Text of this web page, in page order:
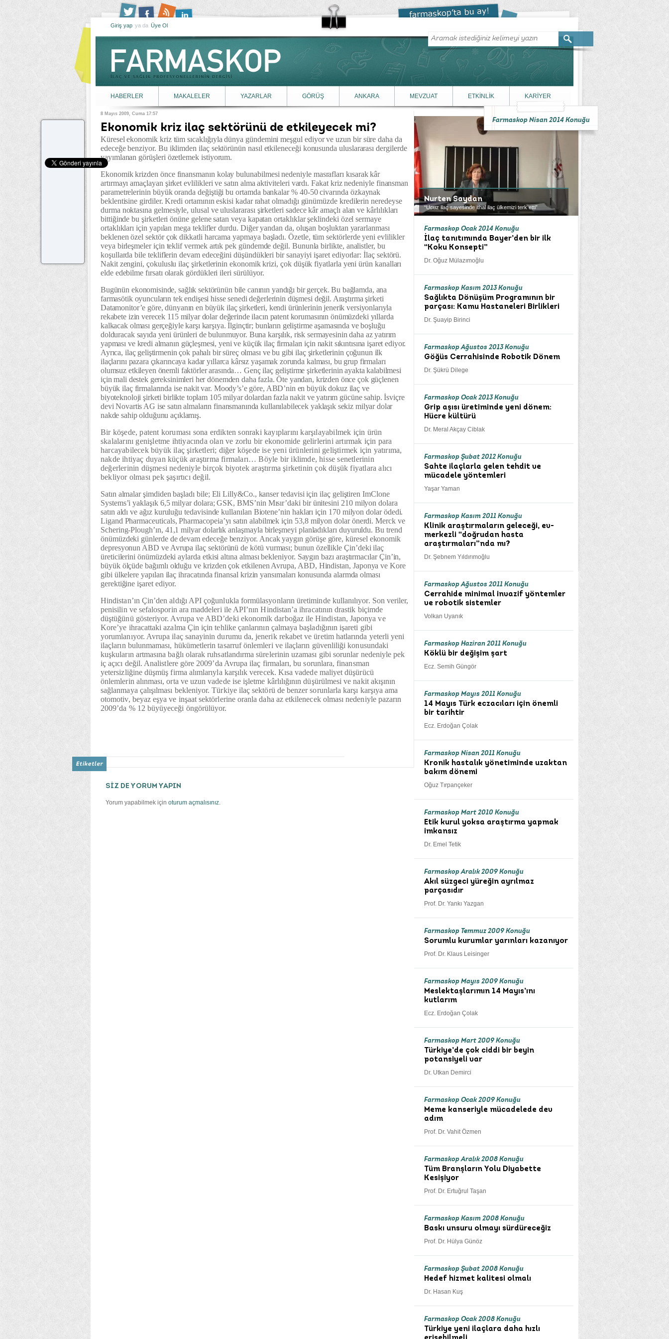
Giriş yap ya da Üye Ol
HABERLER MAKALELER YAZARLAR GÖRÜŞ ANKARA MEVZUAT ETKİNLİK KARİYER
8 Mayıs 2009, Cuma 17:57
Ekonomik kriz ilaç sektörünü de etkileyecek mi?
Küresel ekonomik kriz tüm sıcaklığıyla dünya gündemini meşgul ediyor ve uzun bir süre daha da
edeceğe benziyor. Bu iklimden ilaç sektörünün nasıl etkileneceği konusunda uluslararası dergilerde
yayımlanan görüşleri özetlemek istiyorum.
Ekonomik krizden önce finansmanın kolay bulunabilmesi nedeniyle masrafları kısarak kâr
artırmayı amaçlayan şirket evlilikleri ve satın alma aktiviteleri vardı. Fakat kriz nedeniyle finansman
parametrelerinin büyük oranda değiştiği bu ortamda bankalar % 40-50 civarında özkaynak
beklentisine girdiler. Kredi ortamının eskisi kadar rahat olmadığı günümüzde kredilerin neredeyse
durma noktasına gelmesiyle, ulusal ve uluslararası şirketleri sadece kâr amaçlı alan ve kârlılıkları
bittiğinde bu şirketleri önüne gelene satan veya kapatan ortaklıklar şeklindeki özel sermaye
ortaklıkları için yapılan mega teklifler durdu. Diğer yandan da, oluşan boşluktan yararlanması
beklenen özel sektör çok dikkatli harcama yapmaya başladı. Özetle, tüm sektörlerde yeni evlilikler
veya birleşmeler için teklif vermek artık pek gündemde değil. Bununla birlikte, analistler, bu
koşullarda bile tekliflerin devam edeceğini düşündükleri bir sanayiyi işaret ediyorlar: İlaç sektörü.
Nakit zengini, çokuluslu ilaç şirketlerinin ekonomik krizi, çok düşük fiyatlarla yeni ürün kanalları
elde edebilme fırsatı olarak gördükleri ileri sürülüyor.
Bugünün ekonomisinde, sağlık sektörünün bile canının yandığı bir gerçek. Bu bağlamda, ana
farmasötik oyuncuların tek endişesi hisse senedi değerlerinin düşmesi değil. Araştırma şirketi
Datamonitor’e göre, dünyanın en büyük ilaç şirketleri, kendi ürünlerinin jenerik versiyonlarıyla
rekabete izin verecek 115 milyar dolar değerinde ilacın patent korumasının önümüzdeki yıllarda
kalkacak olması gerçeğiyle karşı karşıya. İlginçtir; bunların geliştirme aşamasında ve boşluğu
dolduracak sayıda yeni ürünleri de bulunmuyor. Buna karşılık, risk sermayesinin daha az yatırım
yapması ve kredi almanın güçleşmesi, yeni ve küçük ilaç firmaları için nakit sıkıntısına işaret ediyor.
Ayrıca, ilaç geliştirmenin çok pahalı bir süreç olması ve bu gibi ilaç şirketlerinin çoğunun ilk
ilaçlarını pazara çıkarıncaya kadar yıllarca kârsız yaşamak zorunda kalması, bu grup firmaları
olumsuz etkileyen önemli faktörler arasında… Genç ilaç geliştirme şirketlerinin ayakta kalabilmesi
için mali destek gereksinimleri her dönemden daha fazla. Öte yandan, krizden önce çok güçlenen
büyük ilaç firmalarında ise nakit var. Moody’s’e göre, ABD’nin en büyük dokuz ilaç ve
biyoteknoloji şirketi birlikte toplam 105 milyar dolardan fazla nakit ve yatırım gücüne sahip. İsviçre
devi Novartis AG ise satın almaların finansmanında kullanılabilecek yaklaşık sekiz milyar dolar
nakde sahip olduğunu açıklamış.
Bir köşede, patent koruması sona erdikten sonraki kayıplarını karşılayabilmek için ürün
skalalarını genişletme ihtiyacında olan ve zorlu bir ekonomide gelirlerini artırmak için para
harcayabilecek büyük ilaç şirketleri; diğer köşede ise yeni ürünlerini geliştirmek için yatırıma,
nakde ihtiyaç duyan küçük araştırma firmaları… Böyle bir iklimde, hisse senetlerinin
değerlerinin düşmesi nedeniyle birçok biyotek araştırma şirketinin çok düşük fiyatlara alıcı
bekliyor olması pek şaşırtıcı değil.
Satın almalar şimdiden başladı bile; Eli Lilly&Co., kanser tedavisi için ilaç geliştiren ImClone
Systems’i yaklaşık 6,5 milyar dolara; GSK, BMS’nin Mısır’daki bir ünitesini 210 milyon dolara
satın aldı ve ağız kuruluğu tedavisinde kullanılan Biotene’nin hakları için 170 milyon dolar ödedi.
Ligand Pharmaceuticals, Pharmacopeia’yı satın alabilmek için 53,8 milyon dolar önerdi. Merck ve
Schering-Plough’ın, 41,1 milyar dolarlık anlaşmayla birleşmeyi planladıkları duyuruldu. Bu trend
önümüzdeki günlerde de devam edeceğe benziyor. Ancak yaygın görüşe göre, küresel ekonomik
depresyonun ABD ve Avrupa ilaç sektörünü de kötü vurması; bunun özellikle Çin’deki ilaç
üreticilerini önümüzdeki aylarda etkisi altına alması bekleniyor. Saygın bazı araştırmacılar Çin’in,
büyük ölçüde bağımlı olduğu ve krizden çok etkilenen Avrupa, ABD, Hindistan, Japonya ve Kore
gibi ülkelere yapılan ilaç ihracatında finansal krizin yansımaları konusunda alarmda olması
gerektiğine işaret ediyor.
Hindistan’ın Çin’den aldığı API çoğunlukla formülasyonların üretiminde kullanılıyor. Son veriler,
penisilin ve sefalosporin ara maddeleri ile API’nın Hindistan’a ihracatının drastik biçimde
düştüğünü gösteriyor. Avrupa ve ABD’deki ekonomik darboğaz ile Hindistan, Japonya ve
Kore’ye ihracattaki azalma Çin için tehlike çanlarının çalmaya başladığının işareti gibi
yorumlanıyor. Avrupa ilaç sanayinin durumu da, jenerik rekabet ve üretim hatlarında yeterli yeni
ilaçların bulunmaması, hükümetlerin tasarruf önlemleri ve ilaçların güvenliliği konusundaki
kuşkuların artmasına bağlı olarak ruhsatlandırma sürelerinin uzaması gibi sorunlar nedeniyle pek
iç açıcı değil. Analistlere göre 2009’da Avrupa ilaç firmaları, bu sorunlara, finansman
yetersizliğine düşmüş firma alımlarıyla karşılık verecek. Kısa vadede maliyet düşürücü
önlemlerin alınması, orta ve uzun vadede ise işletme kârlılığının düşürülmesi ve nakit akışının
sağlanmaya çalışılması bekleniyor. Türkiye ilaç sektörü de benzer sorunlarla karşı karşıya ama
otomotiv, beyaz eşya ve inşaat sektörlerine oranla daha az etkilenecek olması nedeniyle pazarın
2009’da % 12 büyüyeceği öngörülüyor.
SİZ DE YORUM YAPIN
Yorum yapabilmek için oturum açmalısınız.
Farmaskop Nisan 2014 Konuğu
Nurten Saydan
“Ucuz ilaç sayesinde ithal ilaç ülkemizi terk etti”
Farmaskop Ocak 2014 Konuğu
İlaç tanıtımında Bayer’den bir ilk
“Koku Konsepti”
Dr. Oğuz Mülazımoğlu
Farmaskop Kasım 2013 Konuğu
Sağlıkta Dönüşüm Programının bir
parçası: Kamu Hastaneleri Birlikleri
Dr. Şuayip Birinci
Farmaskop Ağustos 2013 Konuğu
Göğüs Cerrahisinde Robotik Dönem
Dr. Şükrü Dilege
Farmaskop Ocak 2013 Konuğu
Grip aşısı üretiminde yeni dönem:
Hücre kültürü
Dr. Meral Akçay Ciblak
Farmaskop Şubat 2012 Konuğu
Sahte ilaçlarla gelen tehdit ve
mücadele yöntemleri
Yaşar Yaman
Farmaskop Kasım 2011 Konuğu
Klinik araştırmaların geleceği, ev-
merkezli “doğrudan hasta
araştırmaları”nda mı?
Dr. Şebnem Yıldırımoğlu
Farmaskop Ağustos 2011 Konuğu
Cerrahide minimal invazif yöntemler
ve robotik sistemler
Volkan Uyanık
Farmaskop Haziran 2011 Konuğu
Köklü bir değişim şart
Ecz. Semih Güngör
Farmaskop Mayıs 2011 Konuğu
14 Mayıs Türk eczacıları için önemli
bir tarihtir
Ecz. Erdoğan Çolak
Farmaskop Nisan 2011 Konuğu
Kronik hastalık yönetiminde uzaktan
bakım dönemi
Oğuz Tırpançeker
Farmaskop Mart 2010 Konuğu
Etik kurul yoksa araştırma yapmak
imkansız
Dr. Emel Tetik
Farmaskop Aralık 2009 Konuğu
Akıl süzgeci yüreğin ayrılmaz
parçasıdır
Prof. Dr. Yankı Yazgan
Farmaskop Temmuz 2009 Konuğu
Sorumlu kurumlar yarınları kazanıyor
Prof. Dr. Klaus Leisinger
Farmaskop Mayıs 2009 Konuğu
Meslektaşlarımın 14 Mayıs’ını
kutlarım
Ecz. Erdoğan Çolak
Farmaskop Mart 2009 Konuğu
Türkiye’de çok ciddi bir beyin
potansiyeli var
Dr. Utkan Demirci
Farmaskop Ocak 2009 Konuğu
Meme kanseriyle mücadelede dev
adım
Prof. Dr. Vahit Özmen
Farmaskop Aralık 2008 Konuğu
Tüm Branşların Yolu Diyabette
Kesişiyor
Prof. Dr. Ertuğrul Taşan
Farmaskop Kasım 2008 Konuğu
Baskı unsuru olmayı sürdüreceğiz
Prof. Dr. Hülya Günöz
Farmaskop Şubat 2008 Konuğu
Hedef hizmet kalitesi olmalı
Dr. Hasan Kuş
Farmaskop Ocak 2008 Konuğu
Türkiye yeni ilaçlara daha hızlı